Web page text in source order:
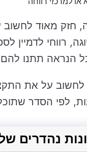
חזק מאוד
רווחי לדמיין
הנראה תתנו להם
לחשוב על את
לפי הסדר